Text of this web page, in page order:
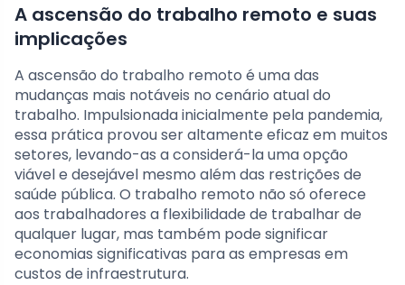
A ascensão do trabalho remoto e suas
implicações
A ascensão do trabalho remoto é uma das
mudanças mais notáveis no cenário atual do
trabalho. Impulsionada inicialmente pela pandemia,
essa prática provou ser altamente eficaz em muitos
setores, levando-as a considerá-la uma opção
viável e desejável mesmo além das restrições de
saúde pública. O trabalho remoto não só oferece
aos trabalhadores a flexibilidade de trabalhar de
qualquer lugar, mas também pode significar
economias significativas para as empresas em
custos de infraestrutura.